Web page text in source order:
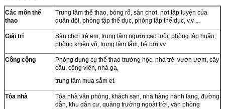
Các môn thể
thao
Trung tâm thể thao, bóng rổ, sân chơi, nơi tập luyện của
quân đội, phòng tập thể dục, phòng tập thể dục, v.v ...
Giải trí
Sân chơi trẻ em, trung tâm người cao tuổi, phòng tập huấn,
phòng khiêu vũ, trung tâm tắm, bể bơi vv
Công cộng
Phòng dụng cụ thể thao trường học, nhà trẻ, vườn ươm, cây
cầu, công viên, nhà ga,
trung tâm mua sắm et.
Tòa nhà
Tòa nhà văn phòng, khách sạn, nhà hàng hành lang, đường
dẫn, khu dân cư, quảng trường ngoài trời, văn phòng